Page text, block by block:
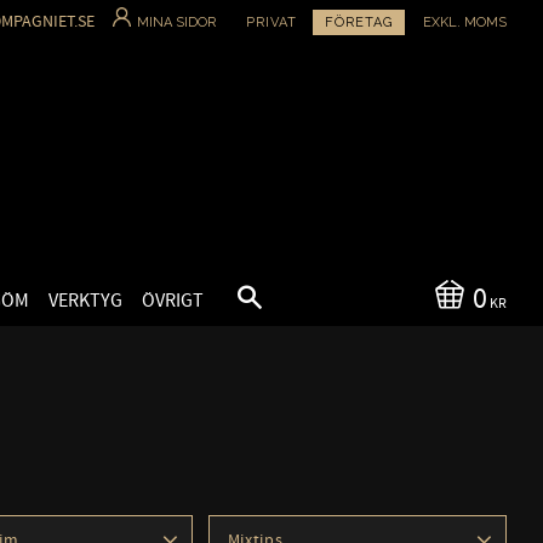
MINA SIDOR PRIVAT FÖRETAG EXKL. MOMS
0 KR
VERKTYG ÖVRIGT